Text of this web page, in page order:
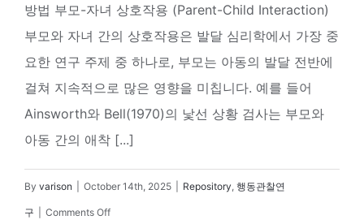
방법 부모-자녀 상호작용 (Parent-Child Interaction)
부모와 자녀 간의 상호작용은 발달 심리학에서 가장 중
요한 연구 주제 중 하나로, 부모는 아동의 발달 전반에
걸쳐 지속적으로 많은 영향을 미칩니다. 예를 들어
Ainsworth와 Bell(1970)의 낯선 상황 검사는 부모와
아동 간의 애착 [...]
By varison October 14th, 2025 Repository 행동관찰연
구 Comments Offon